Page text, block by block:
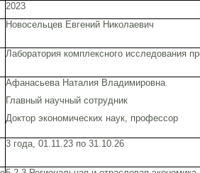
2023
Новосельцев Евгений Николаевич
Лаборатория комплексного исследования
Афанасьева Наталия Владимировна
Главный научный сотрудник
Доктор экономических наук, профессор
3 года, 01.11.23 по 31.10.26